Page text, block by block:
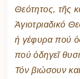
Θεότητος, τῆς
Ἁγιοτριαδικό
ἡ γέφυρα πού
πού ὁδηγεῖ
Τόν βιώσουν